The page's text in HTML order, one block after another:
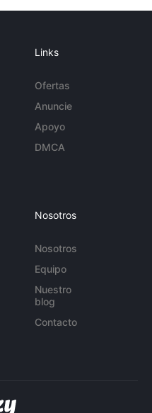
Links
Ofertas
Anuncie
Apoyo
DMCA
Nosotros
Nosotros
Equipo
Nuestro
blog
Contacto